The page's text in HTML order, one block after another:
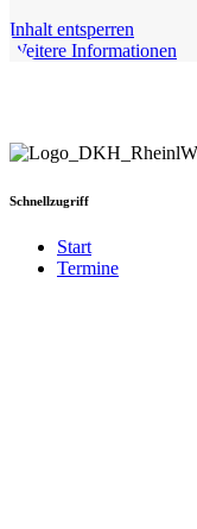
Inhalt entsperren
Weitere Informationen
Schnellzugriff
Start
Termine